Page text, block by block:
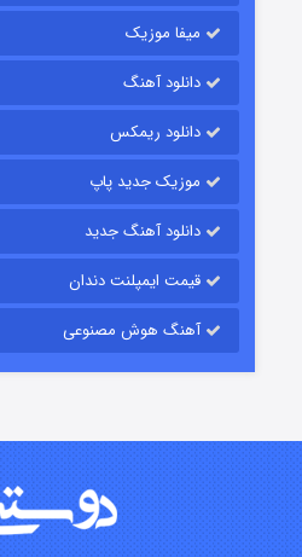
قسمت۱۵ (دوبله)
میفا موزیک
دانلود آهنگ
دانلود ریمکس
موزیک جدید پاپ
دانلود آهنگ جدید
قیمت ایمپلنت دندان
آهنگ هوش مصنوعی